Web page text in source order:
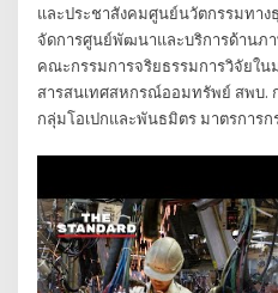
และประชาสังคมศูนย์นวัตกรรมทา
จัดการศูนย์พัฒนาและบริการด้านภ
คณะกรรมการจริยธรรมการวิจัยใ
สารสนเทศสหกรณ์ออมทรัพย์ สพบ.
กลุ่มโอเปกและพันธมิตร มาตรการ